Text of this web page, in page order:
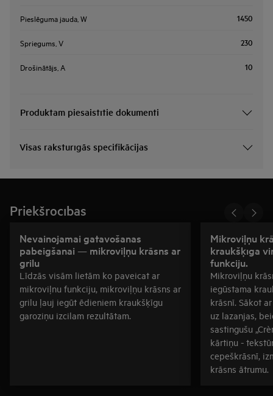
Pieslēguma jauda, W 1450
Spriegums, V 230
Drošinātājs, A 10
Produktam piesaistītie dokumenti
Visas raksturīgās specifikācijas
Priekšrocības
Nevainojamai gatavošanas
pabeigšanai — mikroviļņu krāsns ar
grilu
Līdzās visām lietām ko paveicat ar
mikroviļnu funkciju, mikroviļņu krāsns ar
grilu ļauj iegūt ēdieniem kraukšķīgu
garoziņu izcilam rezultātam.
Mikroviļņu
kraukšķīga
funkciju.
Mikroviļņu
iegūstama
krāsnī. Sākot
uz lazanjas,
sastingušu
kārtiņu -
cepeškrāsnī,
krāsns ātrumu.